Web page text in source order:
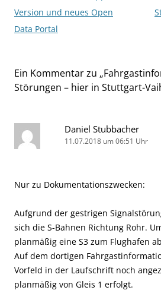
Version und neues Open
Data Portal
Ein Kommentar zu „
Störungen – hier in Stuttgart-
Daniel Stubbacher
11.07.2018 um 06:51 Uhr
Nur zu Dokumentationszwecken:
Aufgrund der gestrigen
sich die S-Bahnen Richtung Rohr.
planmäßig eine S3 zum Flughafen
Auf dem dortigen
Vorfeld in der Laufschrift noch
planmäßig von Gleis 1 erfolgt.